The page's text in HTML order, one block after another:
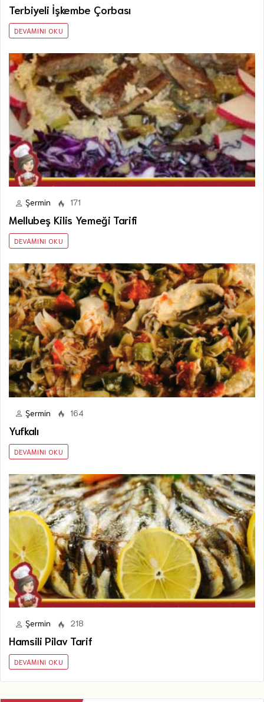
Terbiyeli İşkembe Çorbası
DEVAMINI OKU
Şermin 171
Mellubeş Kilis Yemeği Tarifi
DEVAMINI OKU
Şermin 164
Yufkalı
DEVAMINI OKU
Şermin 218
Hamsili Pilav Tarif
DEVAMINI OKU